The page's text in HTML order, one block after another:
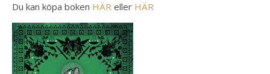
Du kan köpa boken HÄR eller HÄR